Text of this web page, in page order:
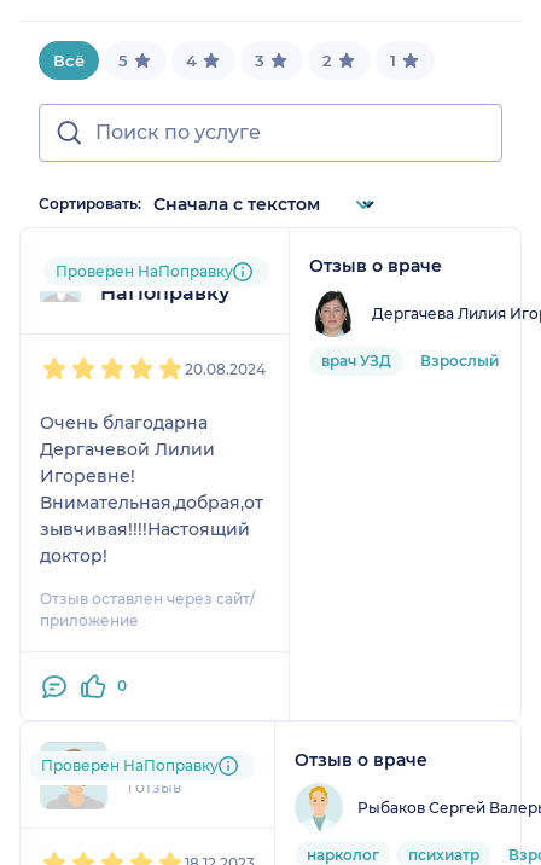
Всё 5 4 3 2 1
Сортировать:
Пользователь
НаПоправку
Проверен НаПоправку
20.08.2024
Очень благодарна
Дергачевой Лилии
Игоревне!
Внимательная,добрая,от
зывчивая!!!!Настоящий
доктор!
Отзыв оставлен через сайт/
приложение
0
Отзыв о враче
Дергачева Лилия
врач УЗД Взрослый
gna....@....ru
1 отзыв
Проверен НаПоправку Отзыв о враче
Рыбаков Сергей
нарколог психиатр